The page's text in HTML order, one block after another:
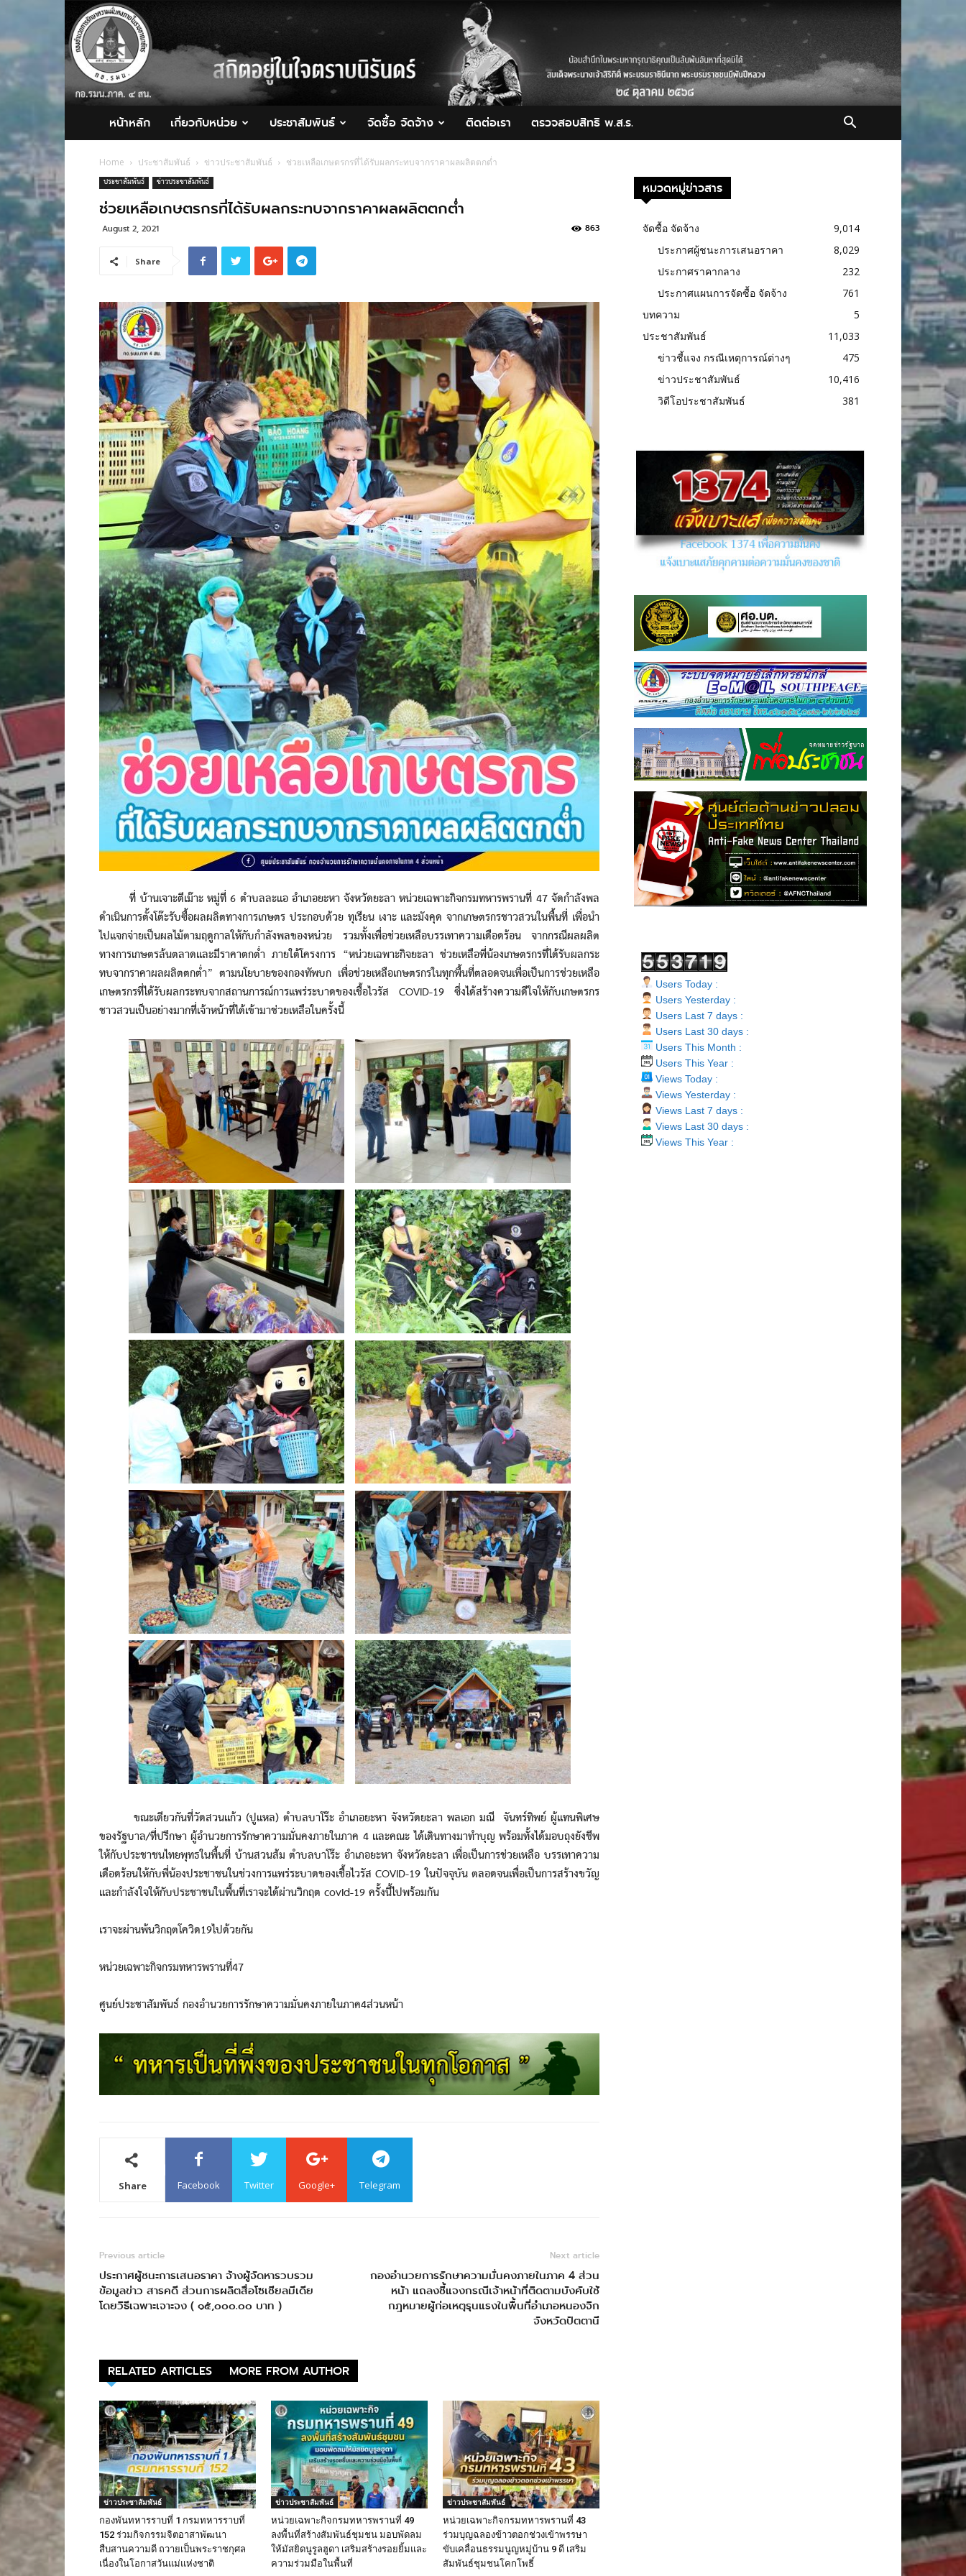
กอ.รมน.ภาค
4
สน.
หน้าหลัก เกี่ยวกับหน่วย ประชาสัมพันธ์ จัดซื้อ จัดจ้าง ติดต่อเรา ตรวจสอบสิทธิ พ.ส.ร.
Home ประชาสัมพันธ์ ข่าวประชาสัมพันธ์ ช่วยเหลือเกษตรกรที่ได้รับผลกระทบจากราคาผลผลิตตกต่ำ
ประชาสัมพันธ์ ข่าวประชาสัมพันธ์
ช่วยเหลือเกษตรกรที่ได้รับผลกระทบจากราคาผลผลิตตกต่ำ
August 2, 2021 863
Share
ที่ บ้านเจาะตีเม๊าะ หมู่ที่ 6 ตำบลละแอ อำเภอยะหา จังหวัดยะลา หน่วยเฉพาะกิจกรมทหารพรานที่ 47 จัดกำลังพล
ดำเนินการตั้งโต๊ะรับซื้อผลผลิตทางการเกษตร ประกอบด้วย ทุเรียน เงาะ และมังคุด จากเกษตรกรชาวสวนในพื้นที่ เพื่อนำ
ไปแจกจ่ายเป็นผลไม้ตามฤดูกาลให้กับกำลังพลของหน่วย รวมทั้งเพื่อช่วยเหลือบรรเทาความเดือดร้อน จากกรณีผลผลิต
ทางการเกษตรล้นตลาดและมีราคาตกต่ำ ภายใต้โครงการ “หน่วยเฉพาะกิจยะลา ช่วยเหลือพี่น้องเกษตรกรที่ได้รับผลกระ
ทบจากราคาผลผลิตตกต่ำ” ตามนโยบายของกองทัพบก เพื่อช่วยเหลือเกษตรกรในทุกพื้นที่ตลอดจนเพื่อเป็นการช่วยเหลือ
เกษตรกรที่ได้รับผลกระทบจากสถานการณ์การแพร่ระบาดของเชื้อไวรัส COVID-19 ซึ่งได้สร้างความดีใจให้กับเกษตรกร
ชาวสวนเป็นอย่างมากที่เจ้าหน้าที่ได้เข้ามาช่วยเหลือในครั้งนี้
ขณะเดียวกันที่วัดสวนแก้ว (ปูแหล) ตำบลบาโร๊ะ อำเภอยะหา จังหวัดยะลา พลเอก มณี จันทร์ทิพย์ ผู้แทนพิเศษ
ของรัฐบาล/ที่ปรึกษา ผู้อำนวยการรักษาความมั่นคงภายในภาค 4 และคณะ ได้เดินทางมาทำบุญ พร้อมทั้งได้มอบถุงยังชีพ
ให้กับประชาชนไทยพุทธในพื้นที่ บ้านสวนส้ม ตำบลบาโร๊ะ อำเภอยะหา จังหวัดยะลา เพื่อเป็นการช่วยเหลือ บรรเทาความ
เดือดร้อนให้กับพี่น้องประชาชนในช่วงการแพร่ระบาดของเชื้อไวรัส COVID-19 ในปัจจุบัน ตลอดจนเพื่อเป็นการสร้างขวัญ
และกำลังใจให้กับประชาชนในพื้นที่เราจะได้ผ่านวิกฤต covid-19 ครั้งนี้ไปพร้อมกัน
เราจะผ่านพ้นวิกฤตโควิด19ไปด้วยกัน
หน่วยเฉพาะกิจกรมทหารพรานที่47
ศูนย์ประชาสัมพันธ์ กองอำนวยการรักษาความมั่นคงภายในภาค4ส่วนหน้า
Share Facebook Twitter Google+ Telegram
Previous article
ประกาศผู้ชนะการเสนอราคา จ้างผู้จัดหารวบรวม
ข้อมูลข่าว สารคดี ส่วนการผลิตสื่อโซเชียลมีเดีย
โดยวิธีเฉพาะเจาะจง ( ๑๕,๐๐๐.๐๐ บาท )
Next article
กองอำนวยการรักษาความมั่นคงภายในภาค 4 ส่วน
หน้า แถลงชี้แจงกรณีเจ้าหน้าที่ติดตามบังคับใช้
กฎหมายผู้ก่อเหตุรุนแรงในพื้นที่อำเภอหนองจิก
จังหวัดปัตตานี
RELATED ARTICLES MORE FROM AUTHOR
ข่าวประชาสัมพันธ์
กองพันทหารราบที่ 1 กรมทหารราบที่
152 ร่วมกิจกรรมจิตอาสาพัฒนา
สืบสานความดี ถวายเป็นพระราชกุศล
เนื่องในโอกาสวันแม่แห่งชาติ
ข่าวประชาสัมพันธ์
หน่วยเฉพาะกิจกรมทหารพรานที่ 49
ลงพื้นที่สร้างสัมพันธ์ชุมชน มอบพัดลม
ให้มัสยิดนูรูลฮูดา เสริมสร้างรอยยิ้มและ
ความร่วมมือในพื้นที่
ข่าวประชาสัมพันธ์
หน่วยเฉพาะกิจกรมทหารพรานที่ 43
ร่วมบุญฉลองข้าวตอกช่วงเข้าพรรษา
ขับเคลื่อนธรรมนูญหมู่บ้าน 9 ดี เสริม
สัมพันธ์ชุมชนโคกโพธิ์
หมวดหมู่ข่าวสาร
จัดซื้อ จัดจ้าง
9,014
ประกาศผู้ชนะการเสนอราคา
8,029
ประกาศราคากลาง
232
ประกาศแผนการจัดซื้อ จัดจ้าง
761
บทความ
5
ประชาสัมพันธ์
11,033
ข่าวชี้แจง กรณีเหตุการณ์ต่างๆ
475
ข่าวประชาสัมพันธ์
10,416
วิดีโอประชาสัมพันธ์
381
Users Today :
Users Yesterday :
Users Last 7 days :
Users Last 30 days :
Users This Month :
Users This Year :
Views Today :
Views Yesterday :
Views Last 7 days :
Views Last 30 days :
Views This Year :